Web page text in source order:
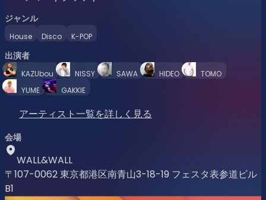
ジャンル
House Disco K-POP
出演者
KAZUbou NISSY SAWA HIDEO
TOMO
YUME
GAKKIE
アーティスト一覧を詳しく見る
会場
WALL&WALL
〒107-0062 東京都港区南青山3-18-19 フェスタ表参道ビル
B1